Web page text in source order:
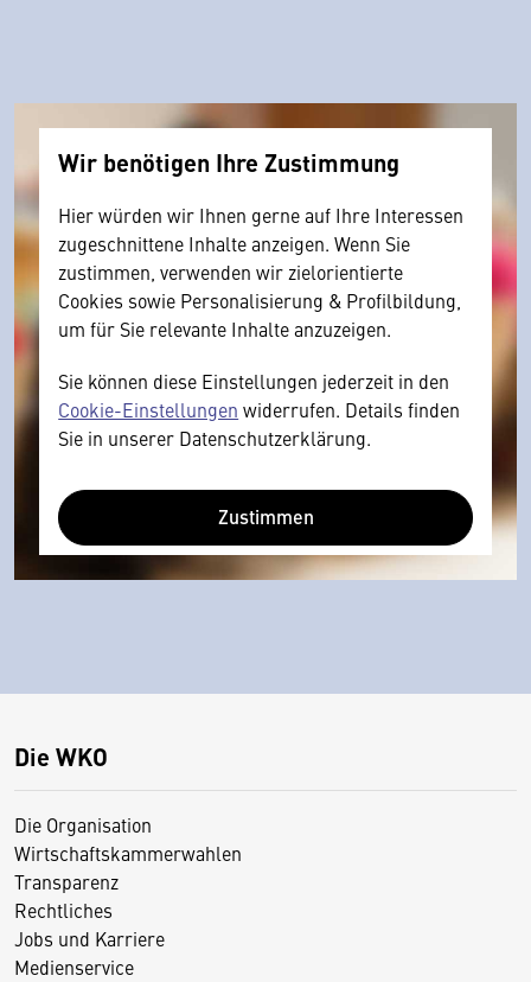
Wir benötigen Ihre Zustimmung
Hier würden wir Ihnen gerne auf Ihre Interessen
zugeschnittene Inhalte anzeigen. Wenn Sie
zustimmen, verwenden wir zielorientierte
Cookies sowie Personalisierung & Profilbildung,
um für Sie relevante Inhalte anzuzeigen.
Sie können diese Einstellungen jederzeit in den
Cookie-Einstellungen widerrufen. Details finden
Sie in unserer Datenschutzerklärung.
Zustimmen
Die WKO
Die Organisation
Wirtschaftskammerwahlen
Transparenz
Rechtliches
Jobs und Karriere
Medienservice